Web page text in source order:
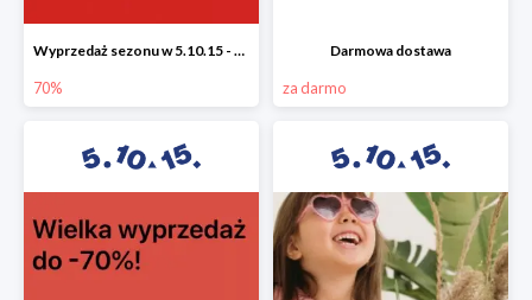
Wyprzedaż sezonu w 5.10.15 - cały asortyment -70%
70%
Darmowa dostawa
za darmo